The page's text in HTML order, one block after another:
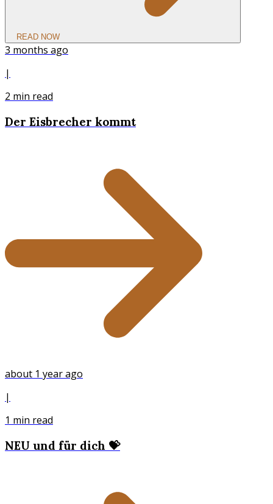
READ NOW
3 months ago
|
2 min read
Der Eisbrecher kommt
about 1 year ago
|
1 min read
NEU und für dich 💝